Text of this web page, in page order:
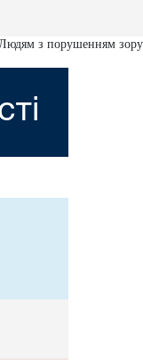
з порушенням зору